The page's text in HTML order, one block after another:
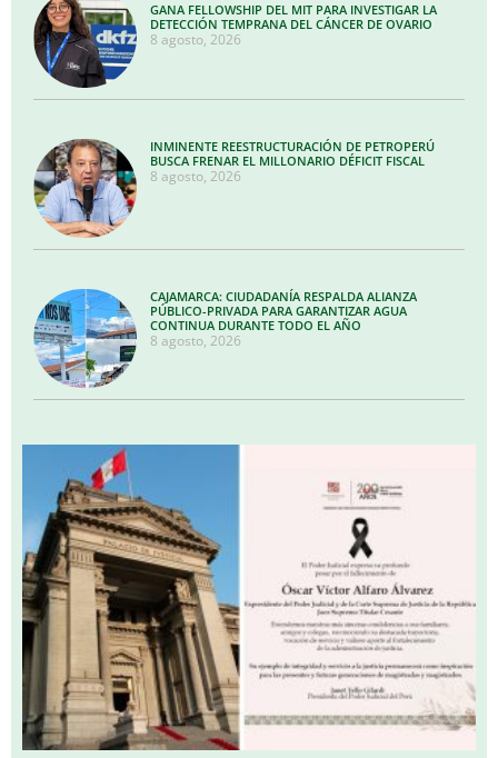
GANA FELLOWSHIP DEL MIT PARA INVESTIGAR LA
DETECCIÓN TEMPRANA DEL CÁNCER DE OVARIO
8 agosto, 2026
INMINENTE REESTRUCTURACIÓN DE PETROPERÚ
BUSCA FRENAR EL MILLONARIO DÉFICIT FISCAL
8 agosto, 2026
CAJAMARCA: CIUDADANÍA RESPALDA ALIANZA
PÚBLICO-PRIVADA PARA GARANTIZAR AGUA
CONTINUA DURANTE TODO EL AÑO
8 agosto, 2026